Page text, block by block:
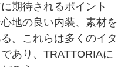
期待されるポイント
地の良い内装、素材を
。これらは多くのイタ
あり、TRATTORIAに